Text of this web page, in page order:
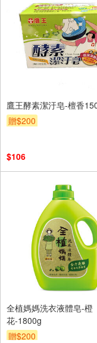
鷹王酵素潔汙皂-檀香
贈$200
$106
全植媽媽洗衣液體皂-橙
花-1800g
贈$200